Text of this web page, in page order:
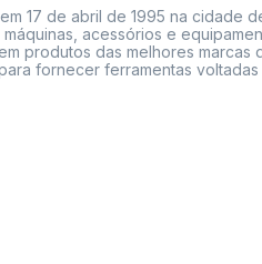
17 de abril de 1995 na cidade
acessórios e
produtos das melhores marcas
fornecer ferramentas